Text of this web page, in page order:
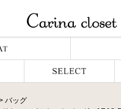
バッグ